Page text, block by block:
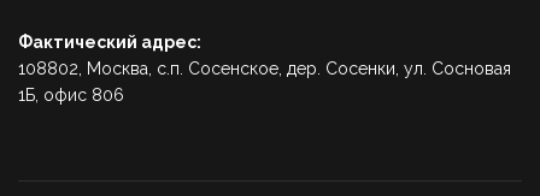
Фактический адрес:
108802, Москва, с.п. Сосенское, дер. Сосенки, ул. Сосновая
1Б, офис 806